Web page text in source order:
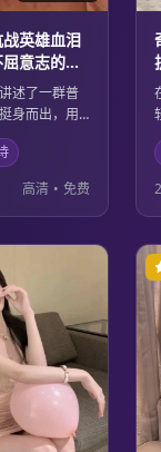
英雄血泪
意志的壮
述了一群普
身而出，用
的英雄故
物刻画和宏
中华民族不
国捐躯的崇
高清 • 免费